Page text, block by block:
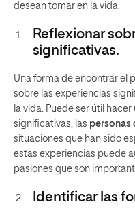
desean tomar en la vida.
Reflexionar
significativas.
Una forma de encontrar el
sobre las experiencias
la vida. Puede ser útil
significativas, las personas
situaciones que han sido
estas experiencias puede
pasiones que son
Identificar las